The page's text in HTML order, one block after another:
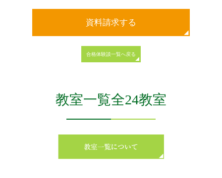
資料請求する
合格体験談一覧へ戻る
教室一覧全24教室